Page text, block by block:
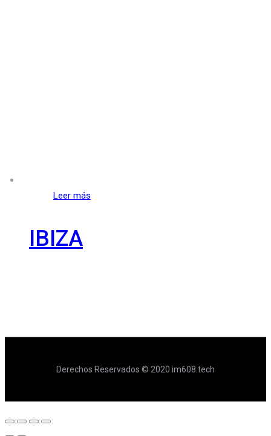
Leer más
IBIZA
Derechos Reservados © 2020 im608.tech